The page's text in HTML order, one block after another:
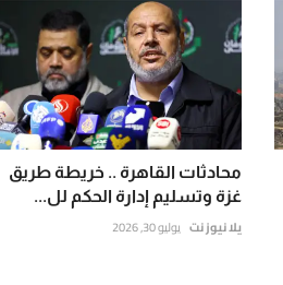
محادثات القاهرة .. خريطة طريق
غزة وتسليم إدارة الحكم لل...
يلا نيوز نت يوليو 30, 2026